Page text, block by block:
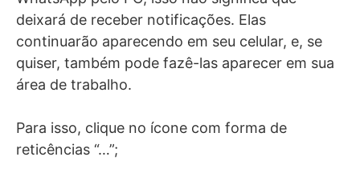
deixará de receber notificações. Elas
continuarão aparecendo em seu celular, e, se
quiser, também pode fazê-las aparecer em sua
área de trabalho.
Para isso, clique no ícone com forma de
reticências “…”;